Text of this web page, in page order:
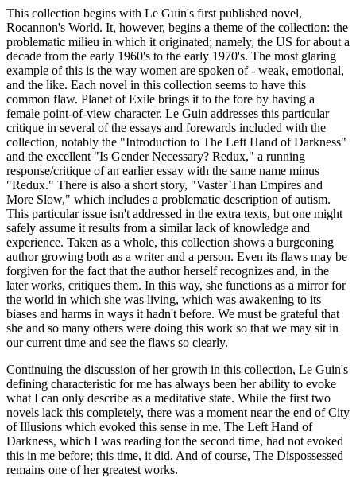
This collection begins with Le Guin's first published novel,
Rocannon's World. It, however, begins a theme of the collection: the
problematic milieu in which it originated; namely, the US for about a
decade from the early 1960's to the early 1970's. The most glaring
example of this is the way women are spoken of - weak, emotional,
and the like. Each novel in this collection seems to have this
common flaw. Planet of Exile brings it to the fore by having a
female point-of-view character. Le Guin addresses this particular
critique in several of the essays and forewards included with the
collection, notably the "Introduction to The Left Hand of Darkness"
and the excellent "Is Gender Necessary? Redux," a running
response/critique of an earlier essay with the same name minus
"Redux." There is also a short story, "Vaster Than Empires and
More Slow," which includes a problematic description of autism.
This particular issue isn't addressed in the extra texts, but one might
safely assume it results from a similar lack of knowledge and
experience. Taken as a whole, this collection shows a burgeoning
author growing both as a writer and a person. Even its flaws may be
forgiven for the fact that the author herself recognizes and, in the
later works, critiques them. In this way, she functions as a mirror for
the world in which she was living, which was awakening to its
biases and harms in ways it hadn't before. We must be grateful that
she and so many others were doing this work so that we may sit in
our current time and see the flaws so clearly.
Continuing the discussion of her growth in this collection, Le Guin's
defining characteristic for me has always been her ability to evoke
what I can only describe as a meditative state. While the first two
novels lack this completely, there was a moment near the end of City
of Illusions which evoked this sense in me. The Left Hand of
Darkness, which I was reading for the second time, had not evoked
this in me before; this time, it did. And of course, The Dispossessed
remains one of her greatest works.